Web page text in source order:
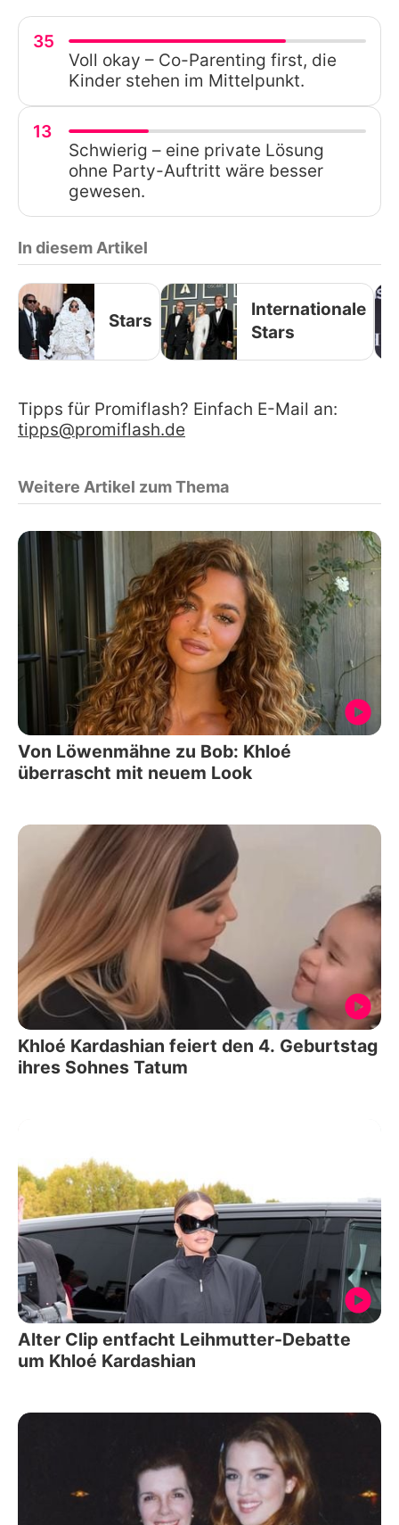
35
Voll okay – Co-Parenting first, die
Kinder stehen im Mittelpunkt.
13
Schwierig – eine private Lösung
ohne Party-Auftritt wäre besser
gewesen.
In diesem Artikel
Stars
Internationale
Stars
Tipps für Promiflash? Einfach E-Mail an:
tipps@promiflash.de
Weitere Artikel zum Thema
Von Löwenmähne zu Bob: Khloé
überrascht mit neuem Look
Khloé Kardashian feiert den 4. Geburtstag
ihres Sohnes Tatum
Alter Clip entfacht Leihmutter-Debatte
um Khloé Kardashian